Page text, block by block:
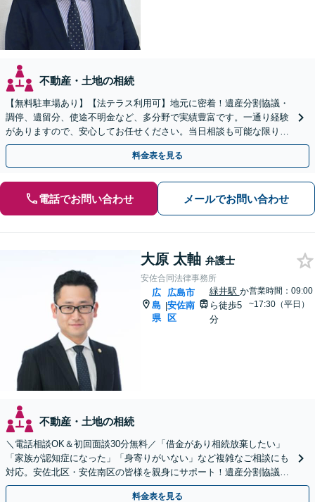
不動産・土地の相続
【無料駐車場あり】【法テラス利用可】地元に密着！遺産分割協議・
調停、遺留分、使途不明金など、多分野で実績豊富です。一通り経験
がありますので、安心してお任せください。当日相談も可能な限り対
応します。悩まずお早めにご相談ください【出張相談対応】
料金表を見る
電話でお問い合わせ メールでお問い合わせ
大原 太軸 弁護士
安佐合同法律事務所
広
島
県
|
広島市
安佐南
区
緑井駅 か
ら徒歩5
分
営業時間：09:00
~17:30（平日）
不動産・土地の相続
＼電話相談OK＆初回面談30分無料／「借金があり相続放棄したい」
「家族が認知症になった」「身寄りがいない」など複雑なご相談にも
対応。安佐北区・安佐南区の皆様を親身にサポート！遺産分割協議や
調停、遺言書作成、成年後見申し立て【JR緑井駅5分】
料金表を見る